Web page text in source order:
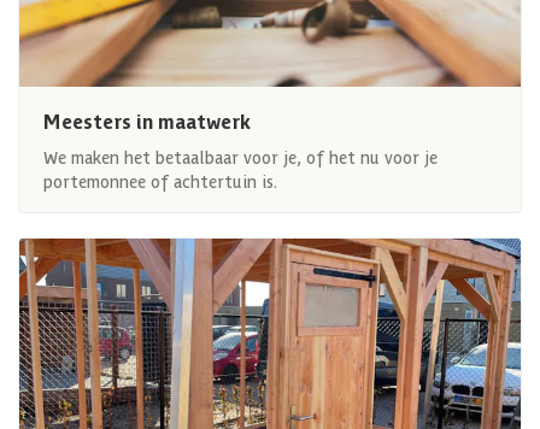
Meesters in maatwerk
We maken het betaalbaar voor je, of het nu voor je
portemonnee of achtertuin is.